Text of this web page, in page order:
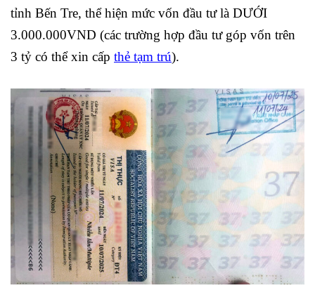
tỉnh Bến Tre, thể hiện mức vốn đầu tư là DƯỚI
3.000.000VND (các trường hợp đầu tư góp vốn trên
3 tỷ có thể xin cấp thẻ tạm trú).